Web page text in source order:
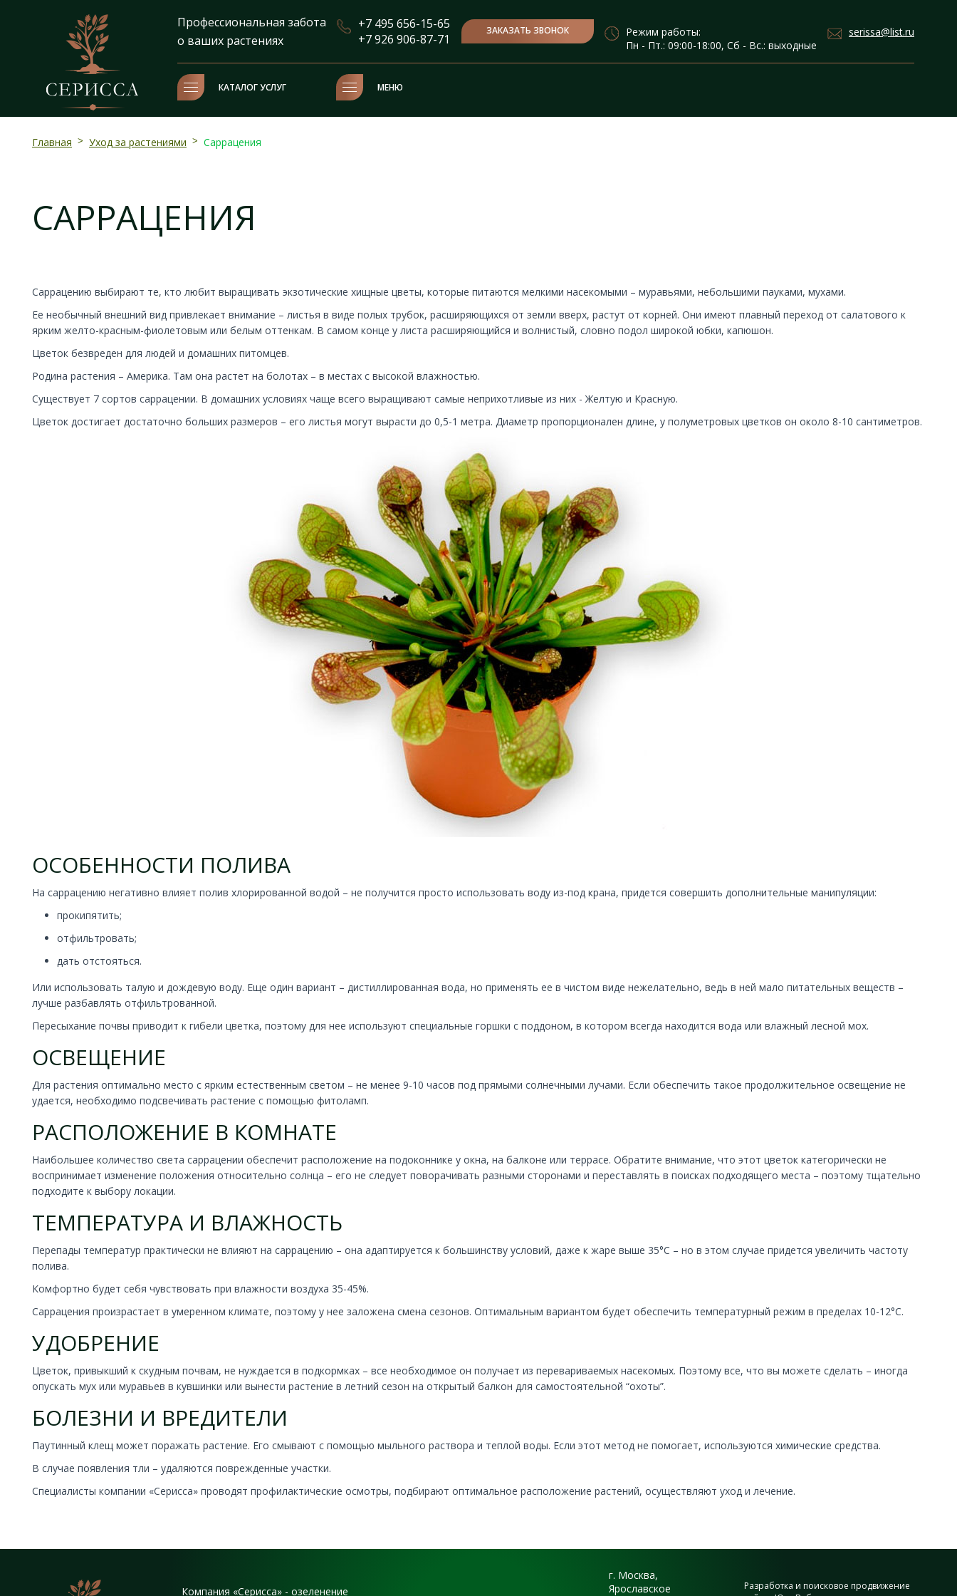
Профессиональная забота
о ваших растениях
+7 495 656-15-65
+7 926 906-87-71
ЗАКАЗАТЬ ЗВОНОК
Режим работы:
Пн - Пт.: 09:00-18:00, Сб - Вс.: выходные
serissa@list.ru
КАТАЛОГ УСЛУГ МЕНЮ
Главная > Уход за растениями > Саррацения
САРРАЦЕНИЯ
Саррацению выбирают те, кто любит выращивать экзотические хищные цветы, которые питаются мелкими насекомыми – муравьями, небольшими пауками, мухами.
Ее необычный внешний вид привлекает внимание – листья в виде полых трубок, расширяющихся от земли вверх, растут от корней. Они имеют плавный переход от салатового к
ярким желто-красным-фиолетовым или белым оттенкам. В самом конце у листа расширяющийся и волнистый, словно подол широкой юбки, капюшон.
Цветок безвреден для людей и домашних питомцев.
Родина растения – Америка. Там она растет на болотах – в местах с высокой влажностью.
Существует 7 сортов cаррацении. В домашних условиях чаще всего выращивают самые неприхотливые из них - Желтую и Красную.
Цветок достигает достаточно больших размеров – его листья могут вырасти до 0,5-1 метра. Диаметр пропорционален длине, у полуметровых цветков он около 8-10 сантиметров.
ОСОБЕННОСТИ ПОЛИВА
На cаррацению негативно влияет полив хлорированной водой – не получится просто использовать воду из-под крана, придется совершить дополнительные манипуляции:
прокипятить;
отфильтровать;
дать отстояться.
Или использовать талую и дождевую воду. Еще один вариант – дистиллированная вода, но применять ее в чистом виде нежелательно, ведь в ней мало питательных веществ –
лучше разбавлять отфильтрованной.
Пересыхание почвы приводит к гибели цветка, поэтому для нее используют специальные горшки с поддоном, в котором всегда находится вода или влажный лесной мох.
ОСВЕЩЕНИЕ
Для растения оптимально место с ярким естественным светом – не менее 9-10 часов под прямыми солнечными лучами. Если обеспечить такое продолжительное освещение не
удается, необходимо подсвечивать растение с помощью фитоламп.
РАСПОЛОЖЕНИЕ В КОМНАТЕ
Наибольшее количество света cаррацении обеспечит расположение на подоконнике у окна, на балконе или террасе. Обратите внимание, что этот цветок категорически не
воспринимает изменение положения относительно солнца – его не следует поворачивать разными сторонами и переставлять в поисках подходящего места – поэтому тщательно
подходите к выбору локации.
ТЕМПЕРАТУРА И ВЛАЖНОСТЬ
Перепады температур практически не влияют на саррацению – она адаптируется к большинству условий, даже к жаре выше 35°С – но в этом случае придется увеличить частоту
полива.
Комфортно будет себя чувствовать при влажности воздуха 35-45%.
Саррацения произрастает в умеренном климате, поэтому у нее заложена смена сезонов. Оптимальным вариантом будет обеспечить температурный режим в пределах 10-12°С.
УДОБРЕНИЕ
Цветок, привыкший к скудным почвам, не нуждается в подкормках – все необходимое он получает из перевариваемых насекомых. Поэтому все, что вы можете сделать – иногда
опускать мух или муравьев в кувшинки или вынести растение в летний сезон на открытый балкон для самостоятельной “охоты”.
БОЛЕЗНИ И ВРЕДИТЕЛИ
Паутинный клещ может поражать растение. Его смывают с помощью мыльного раствора и теплой воды. Если этот метод не помогает, используются химические средства.
В случае появления тли – удаляются поврежденные участки.
Специалисты компании «Серисса» проводят профилактические осмотры, подбирают оптимальное расположение растений, осуществляют уход и лечение.
Компания «Серисса» - озеленение
г. Москва,
Ярославское
Разработка и поисковое продвижение